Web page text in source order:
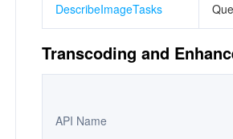
DescribeImageTasks
Transcoding and
API Name